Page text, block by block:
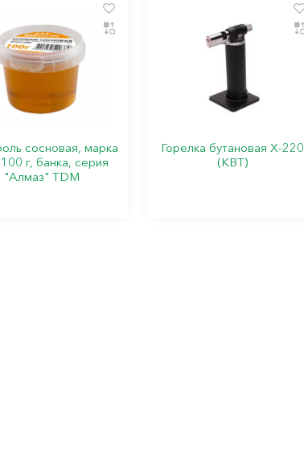
сосновая, марка
г, банка, серия
"Алмаз" TDM
Горелка бутановая X-220
(КВТ)